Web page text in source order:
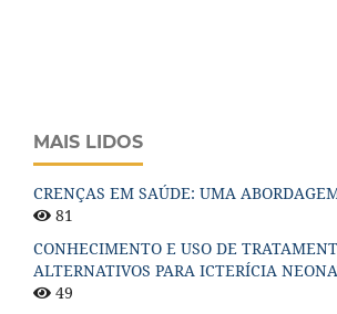
MAIS LIDOS
CRENÇAS EM SAÚDE: UMA
81
CONHECIMENTO E USO DE
ALTERNATIVOS PARA ICTERÍCIA
49